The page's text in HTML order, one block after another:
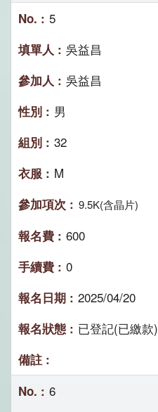
5
吳益昌
吳益昌
男
32
M
9.5K(含晶片)
600
0
2025/04/20
已登記(已繳款)
6